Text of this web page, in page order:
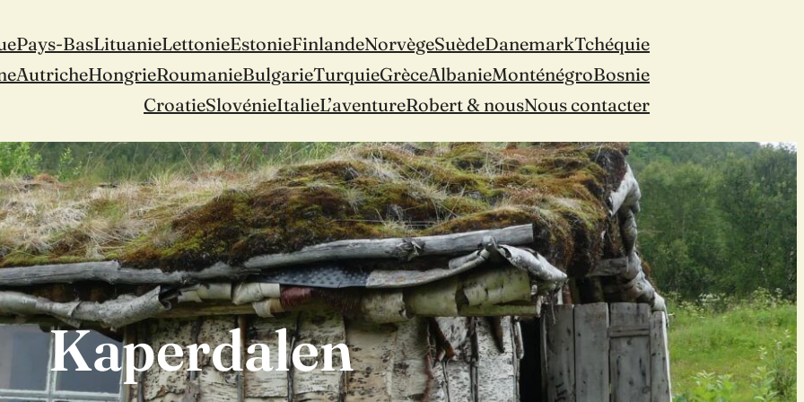
Pays-BasLituanieLettonieEstonieFinlandeNorvègeSuèdeDanemarkTchéquie
AutricheHongrieRoumanieBulgarieTurquieGrèceAlbanieMonténégroBosnie
CroatieSlovénieItalieL’aventureRobert & nousNous contacter
Kaperdalen